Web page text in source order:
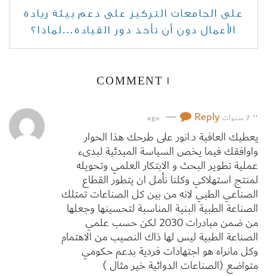
على الجامعات التركيز على دعم بيئة ريادة
الأعمال دون أن تأخذ دور القيادة…لماذا؟
1 COMMENT
’’ 7 سنوات ago —
Reply
يعطيك العافية د.انور على طرحك هذا الحوار
واوافقك فيما يخص السياسة المبدئية لبدىء
عملية تطوير البحث و الابتكار العلمي وتحويله
لمنتج استهلاكي وكلنا نأمل ان يتطور القطاع
الصناعي الطبي لانه من بين كل الصناعات تمتلك
الصناعة الطبية البنية المناسبة لتحسينها وجعلها
من ضمن مبادرات 2030 لكن حسب علمي
الصناعة الطبية ليس لها ذاك النصيب من الاهتمام
وكل مانراه هو اجتهادات فردية بدعم حكومي
متواضع (الصناعات الدوائية خير مثال )